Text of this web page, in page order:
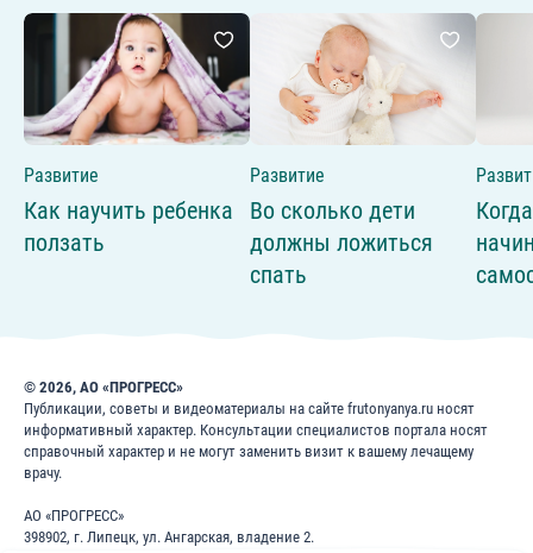
Развитие
Как научить ребенка
ползать
Развитие
Во сколько дети
должны ложиться
спать
© 2026, АО «ПРОГРЕСС»
Публикации, советы и видеоматериалы на сайте frutonyanya.ru носят
информативный характер. Консультации специалистов портала носят
справочный характер и не могут заменить визит к вашему лечащему
врачу.
АО «ПРОГРЕСС»
398902, г. Липецк, ул. Ангарская, владение 2.